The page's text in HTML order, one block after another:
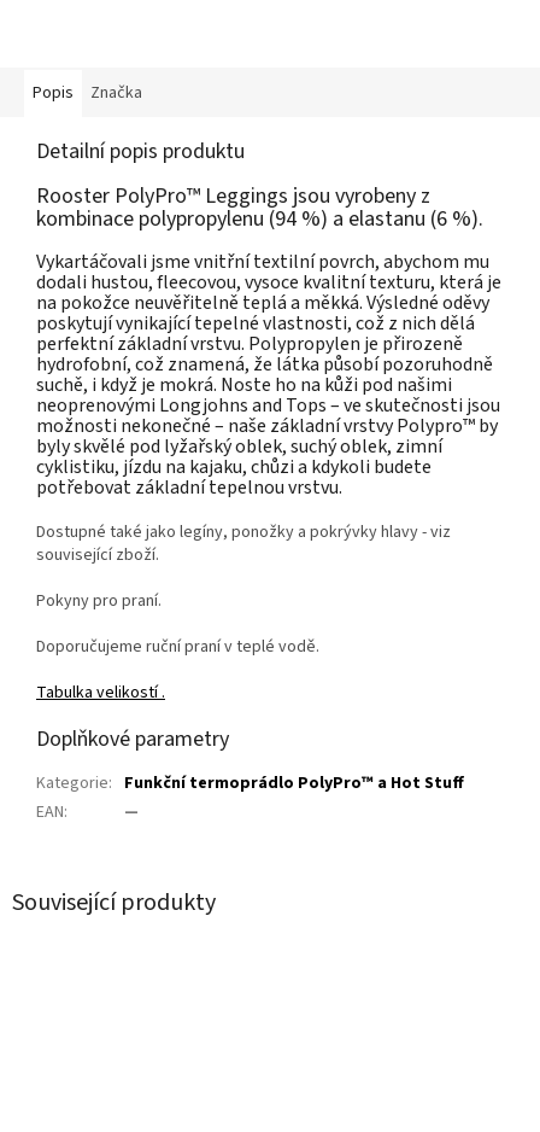
Související produkty
Popis Značka
Detailní popis produktu
Rooster PolyPro™ Leggings jsou vyrobeny z
kombinace polypropylenu (94 %) a elastanu (6 %).
Vykartáčovali jsme vnitřní textilní povrch, abychom mu
dodali hustou, fleecovou, vysoce kvalitní texturu, která je
na pokožce neuvěřitelně teplá a měkká. Výsledné oděvy
poskytují vynikající tepelné vlastnosti, což z nich dělá
perfektní základní vrstvu. Polypropylen je přirozeně
hydrofobní, což znamená, že látka působí pozoruhodně
suchě, i když je mokrá. Noste ho na kůži pod našimi
neoprenovými Longjohns and Tops – ve skutečnosti jsou
možnosti nekonečné – naše základní vrstvy Polypro™ by
byly skvělé pod lyžařský oblek, suchý oblek, zimní
cyklistiku, jízdu na kajaku, chůzi a kdykoli budete
potřebovat základní tepelnou vrstvu.
Dostupné také jako legíny, ponožky a pokrývky hlavy - viz
související zboží.
Pokyny pro praní.
Doporučujeme ruční praní v teplé vodě.
Tabulka velikostí.
Doplňkové parametry
Kategorie: Funkční termoprádlo PolyPro™ a Hot Stuff
EAN: —